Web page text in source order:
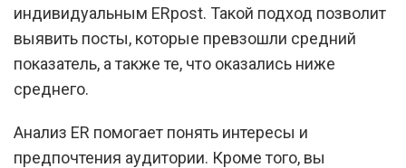
индивидуальным ERpost. Такой подход позволит
выявить посты, которые превзошли средний
показатель, а также те, что оказались ниже
среднего.
Анализ ER помогает понять интересы и
предпочтения аудитории. Кроме того, вы